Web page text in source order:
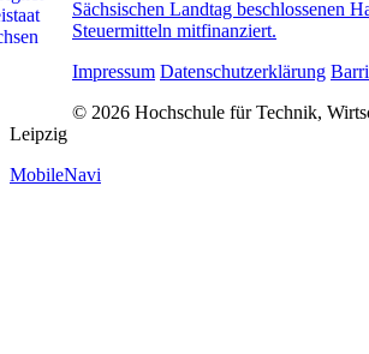
Sächsischen Landtag beschlossenen
Steuermitteln mitfinanziert.
Impressum Datenschutzerklärung
© 2026 Hochschule für Technik,
Leipzig
MobileNavi